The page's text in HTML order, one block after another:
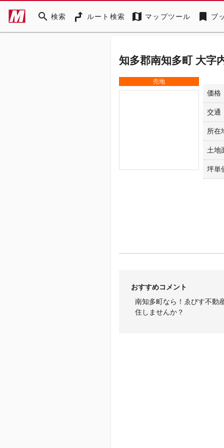
search 検索 ルート検索 map マップツール bookmark ブ
知多郡南知多町 大字
売地
価格
交通
所在
土地
坪単
おすすめコメント
南知多町なら！ゑびす不動
住しませんか？